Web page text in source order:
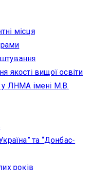
місця
якості вищої освіти
у ЛНМА імені М.В.
та “Донбас-
років